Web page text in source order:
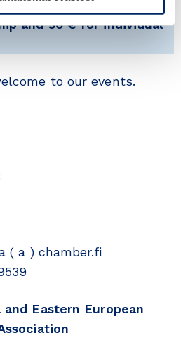
fee is 150 € for
and 50 € for individual
to our events.
( a ) chamber.fi
Eastern European